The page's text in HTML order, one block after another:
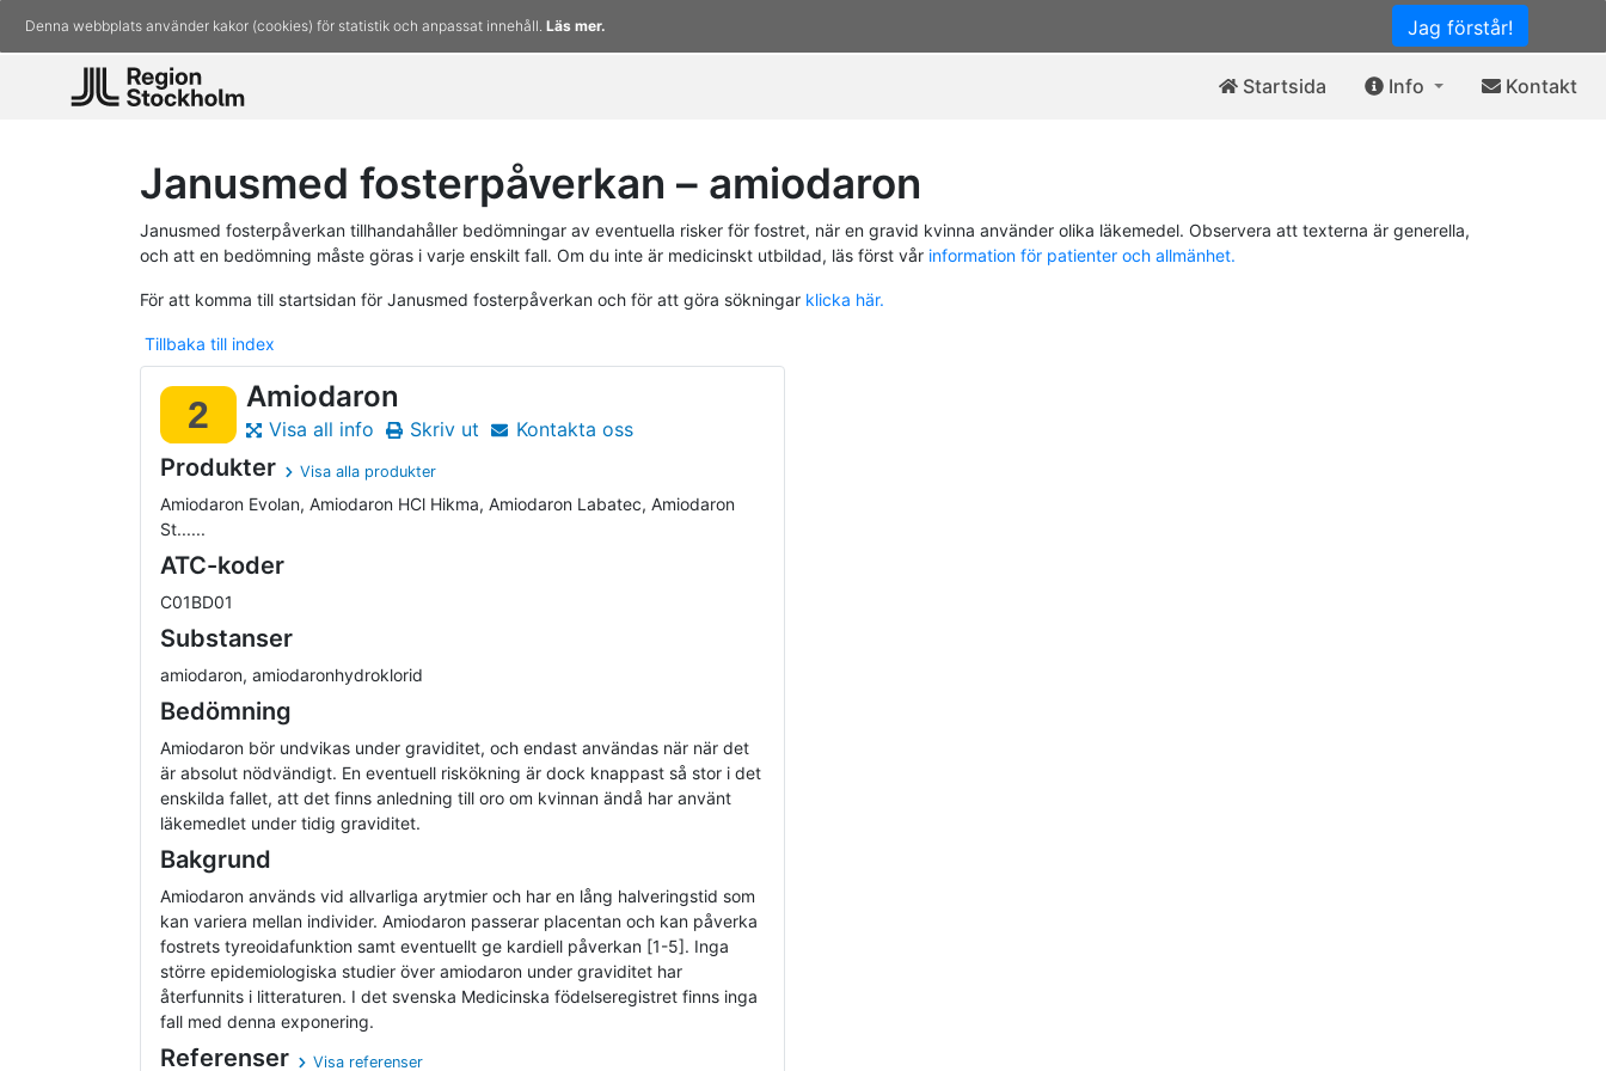
Jag förstår!
Denna webbplats använder kakor (cookies) för statistik och anpassat innehåll. Läs mer.
Startsida Info Kontakt
Janusmed fosterpåverkan – amiodaron
Janusmed fosterpåverkan tillhandahåller bedömningar av eventuella risker för fostret, när en gravid kvinna använder olika läkemedel. Observera att texterna är generella,
och att en bedömning måste göras i varje enskilt fall. Om du inte är medicinskt utbildad, läs först vår information för patienter och allmänhet.
För att komma till startsidan för Janusmed fosterpåverkan och för att göra sökningar klicka här.
Tillbaka till index
2 Amiodaron
Visa all info Skriv ut Kontakta oss
Produkter Visa alla produkter
Amiodaron Evolan, Amiodaron HCl Hikma, Amiodaron Labatec, Amiodaron
St......
ATC-koder
C01BD01
Substanser
amiodaron, amiodaronhydroklorid
Bedömning
Amiodaron bör undvikas under graviditet, och endast användas när när det
är absolut nödvändigt. En eventuell riskökning är dock knappast så stor i det
enskilda fallet, att det finns anledning till oro om kvinnan ändå har använt
läkemedlet under tidig graviditet.
Bakgrund
Amiodaron används vid allvarliga arytmier och har en lång halveringstid som
kan variera mellan individer. Amiodaron passerar placentan och kan påverka
fostrets tyreoidafunktion samt eventuellt ge kardiell påverkan [1-5]. Inga
större epidemiologiska studier över amiodaron under graviditet har
återfunnits i litteraturen. I det svenska Medicinska födelseregistret finns inga
fall med denna exponering.
Referenser Visa referenser